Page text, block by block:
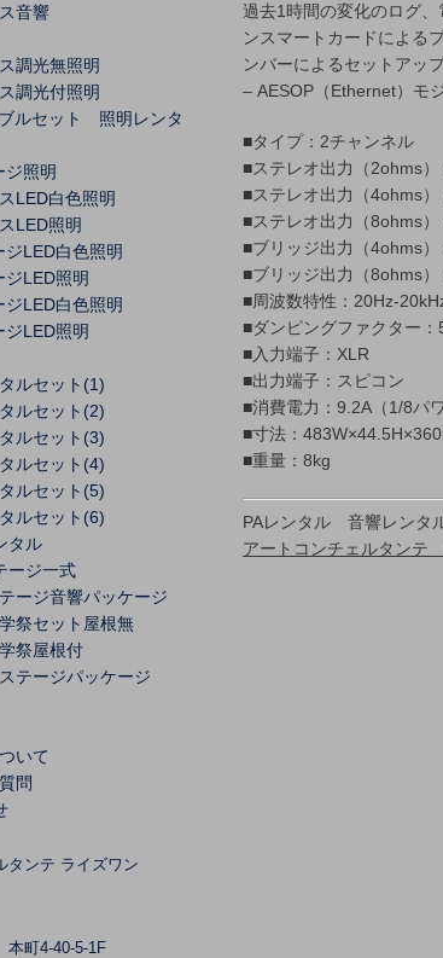
過去1時間の変化のログ
ンスマートカードによる
ンバーによるセットアッ
– AESOP（Ethernet）モ
■タイプ：2チャンネル
■ステレオ出力（2ohms
■ステレオ出力（4ohms
■ステレオ出力（8ohms
■ブリッジ出力（4ohms
■ブリッジ出力（8ohms
■周波数特性：20Hz-
■ダンピングファクター：
■入力端子：XLR
■出力端子：スピコン
■消費電力：9.2A（1/8パ
■寸法：
■重量：8kg
PAレンタル 音響レン
アートコンチェルタンテ
音響
調光無照明
調光付照明
ルセット 照明レンタ
ジ照明
LED白色照明
LED照明
ジLED白色照明
LED照明
ジLED白色照明
LED照明
ルセット(1)
ルセット(2)
ルセット(3)
ルセット(4)
ルセット(5)
ルセット(6)
タル
ージ一式
ージ音響パッケージ
祭セット屋根無
祭屋根付
テージパッケージ
いて
問
タンテ ライズワン
町4-40-5-1F